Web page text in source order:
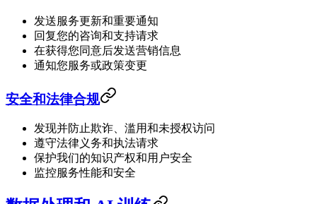
发送服务更新和重要通知
回复您的咨询和支持请求
在获得您同意后发送营销信息
通知您服务或政策变更
安全和法律合规
发现并防止欺诈、滥用和未授权访问
遵守法律义务和执法请求
保护我们的知识产权和用户安全
监控服务性能和安全